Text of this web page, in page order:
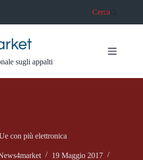
Cerca
sugli appalti
con più elettronica
19 Maggio 2017